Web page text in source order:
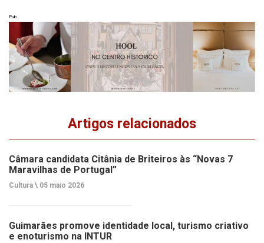
Pub
Artigos relacionados
Câmara candidata Citânia de Briteiros às “Novas 7
Maravilhas de Portugal”
Cultura \ 05 maio 2026
Guimarães promove identidade local, turismo criativo
e enoturismo na INTUR